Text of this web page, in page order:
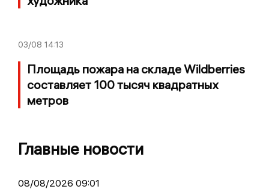
03/08 14:13
Площадь пожара на складе Wildberries
составляет 100 тысяч квадратных
метров
Главные новости
08/08/2026 09:01